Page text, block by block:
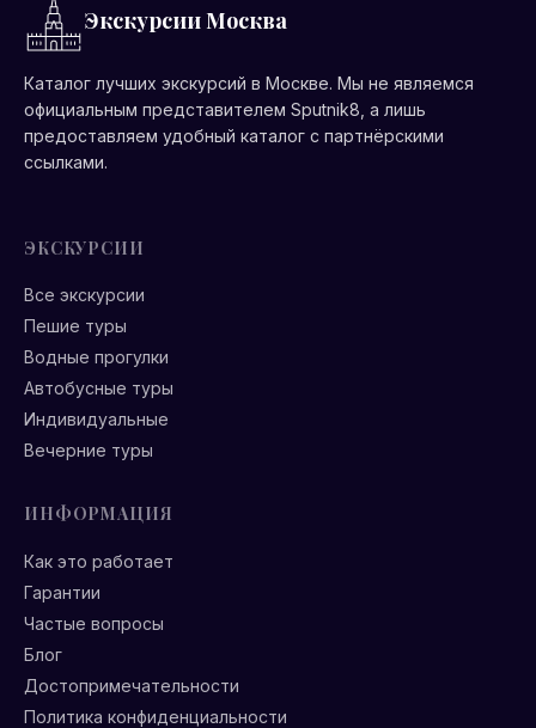
Экскурсии Москва
Каталог лучших экскурсий в Москве. Мы не являемся
официальным представителем Sputnik8, а лишь
предоставляем удобный каталог с партнёрскими
ссылками.
ЭКСКУРСИИ
Все экскурсии
Пешие туры
Водные прогулки
Автобусные туры
Индивидуальные
Вечерние туры
ИНФОРМАЦИЯ
Как это работает
Гарантии
Частые вопросы
Блог
Достопримечательности
Политика конфиденциальности